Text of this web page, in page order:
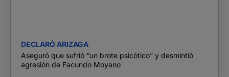
DECLARÓ ARIZAGA
Aseguró que sufrió “un brote psicótico” y desmintió
agresión de Facundo Moyano